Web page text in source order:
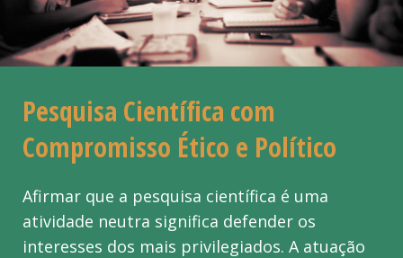
Pesquisa Científica com
Compromisso Ético e Político
Afirmar que a pesquisa científica é uma
atividade neutra significa defender os
interesses dos mais privilegiados. A atuação